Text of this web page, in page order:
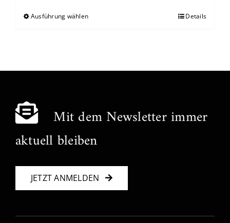
Ausführung wählenDieses
Varianten
Optionen
auf
gewählt
Details
Mit dem Newsletter immer
aktuell bleiben
JETZT ANMELDEN